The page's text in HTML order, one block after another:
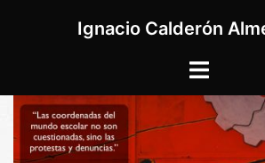
Ignacio Calderón
Alternar